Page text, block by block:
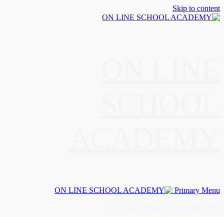
Skip to content
Primary Menu